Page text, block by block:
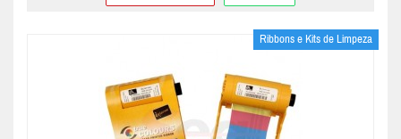
Ribbons e Kits de Limpeza